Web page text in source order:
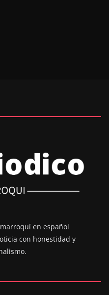
en español
con honestidad y